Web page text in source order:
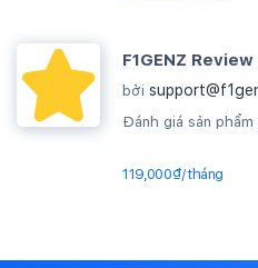
F1GENZ Review
bởi
Đánh giá sản phẩm
119,000₫/tháng